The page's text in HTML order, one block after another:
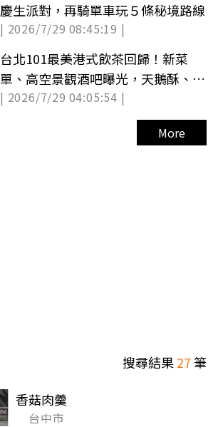
慶生派對，再騎單車玩５條秘境路線
| 2026/7/29 08:45:19 |
台北101最美港式飲茶回歸！新菜
單、高空景觀酒吧曝光，天鵝酥、金
魚餃必吃
| 2026/7/29 04:05:54 |
More
搜尋結果27筆
香菇肉羹
台中市